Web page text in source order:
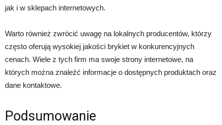
jak i w sklepach internetowych.
Warto również zwrócić uwagę na lokalnych producentów, którzy
często oferują wysokiej jakości brykiet w konkurencyjnych
cenach. Wiele z tych firm ma swoje strony internetowe, na
których można znaleźć informacje o dostępnych produktach oraz
dane kontaktowe.
Podsumowanie